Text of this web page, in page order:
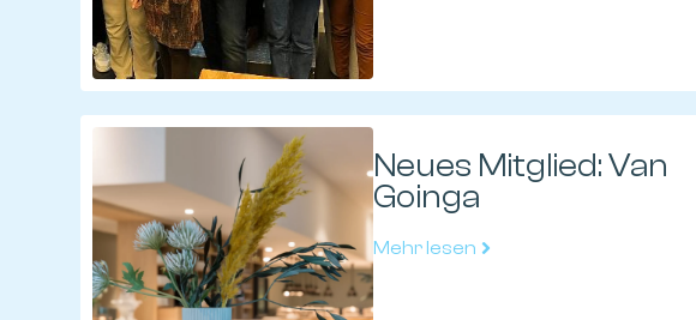
Neues Mitglied: Van
Goinga
Mehr lesen